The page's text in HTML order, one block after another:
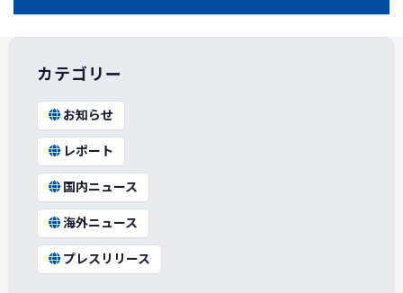
カテゴリー
お知らせ
レポート
国内ニュース
海外ニュース
プレスリリース